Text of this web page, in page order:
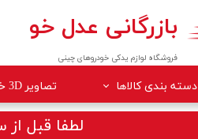
فروشگاه لوازم یدکی خودروهای چینی
بازرگانی عدل خو
دسته بندی کالاها تصاویر 3D خودروها
لطفا قبل از